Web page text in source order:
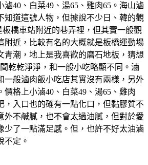
滷40、白菜49、湯65、雞肉65。海山滷
知道這號人物，但據說不少日、韓的觀
橋車站附近的巷弄裡，但其實一般觀
附近，比較有名的大概就是板橋運動場
青潮，地上是我喜歡的磨石地板，猜想
乾乾淨淨，和一般小吃略顯不同。滷
一般滷肉飯小吃店其實沒有兩樣，另外
價格上小滷40、白菜49、湯65、雞肉
，入口也的確有一點化口，但黏膠質不
外不鹹膩，也不會太過油膩，但對於愛
少了一點滿足感。但，也許不好太油滷
不定。